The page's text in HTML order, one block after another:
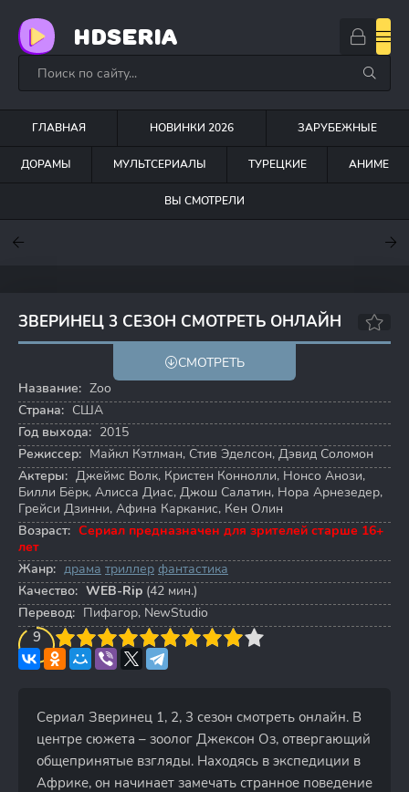
HDSERIA
ГЛАВНАЯ НОВИНКИ 2026 ЗАРУБЕЖНЫЕ
ДОРАМЫ МУЛЬТСЕРИАЛЫ ТУРЕЦКИЕ АНИМЕ
ВЫ СМОТРЕЛИ
ЗВЕРИНЕЦ 3 СЕЗОН СМОТРЕТЬ ОНЛАЙН
6.5 6.7
СМОТРЕТЬ
Название: Zoo
Страна: США
Год выхода: 2015
Режиссер: Майкл Кэтлман, Стив Эделсон, Дэвид Соломон
Актеры: Джеймс Волк, Кристен Коннолли, Нонсо Анози,
Билли Бёрк, Алисса Диас, Джош Салатин, Нора Арнезедер,
Грейси Дзинни, Афина Карканис, Кен Олин
Возраст: Сериал предназначен для зрителей старше 16+
лет
Жанр: драма триллер фантастика
Качество: WEB-Rip (42 мин.)
Перевод: Пифагор, NewStudio
9
4 5 6 7 8 9 10
Сериал Зверинец 1, 2, 3 сезон смотреть онлайн. В
центре сюжета – зоолог Джексон Оз, отвергающий
общепринятые взгляды. Находясь в экспедиции в
Африке, он начинает замечать странное поведение